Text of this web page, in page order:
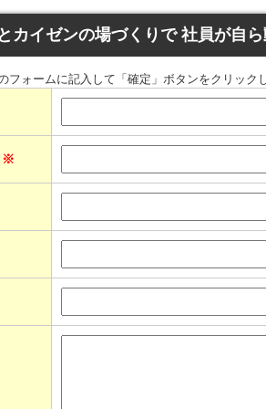
カイゼンの場づくりで 社員が自
フォームに記入して「確定」ボタンをクリック
※